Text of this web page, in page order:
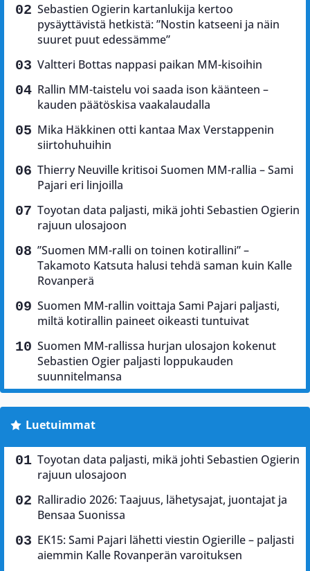
Sebastien Ogierin kartanlukija kertoo
pysäyttävistä hetkistä: ”Nostin katseeni ja näin
suuret puut edessämme”
Valtteri Bottas nappasi paikan MM-kisoihin
Rallin MM-taistelu voi saada ison käänteen –
kauden päätöskisa vaakalaudalla
Mika Häkkinen otti kantaa Max Verstappenin
siirtohuhuihin
Thierry Neuville kritisoi Suomen MM-rallia – Sami
Pajari eri linjoilla
Toyotan data paljasti, mikä johti Sebastien Ogierin
rajuun ulosajoon
”Suomen MM-ralli on toinen kotirallini” –
Takamoto Katsuta halusi tehdä saman kuin Kalle
Rovanperä
Suomen MM-rallin voittaja Sami Pajari paljasti,
miltä kotirallin paineet oikeasti tuntuivat
Suomen MM-rallissa hurjan ulosajon kokenut
Sebastien Ogier paljasti loppukauden
suunnitelmansa
Luetuimmat
Toyotan data paljasti, mikä johti Sebastien Ogierin
rajuun ulosajoon
Ralliradio 2026: Taajuus, lähetysajat, juontajat ja
Bensaa Suonissa
EK15: Sami Pajari lähetti viestin Ogierille – paljasti
aiemmin Kalle Rovanperän varoituksen